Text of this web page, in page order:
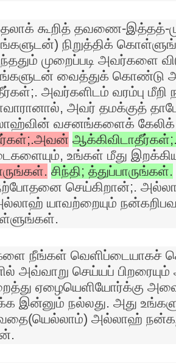
தலாக் கூறித் தவணை-இத்தத்-
நிறுத்திக்
முறைப்படி அவர்களை
வைத்துக் கொண்டு
அவர்களிடம் வரம்பு
அவர் தமக்குத்
வசனங்களைக் கேலிக்
உங்கள் மீது
சிந்தி; த்துப்பாருங்கள்.
செய்கிறான்;.
யாவற்றையும்
நீங்கள் வெளிப்டையாகச்
அவ்வாறு செய்யப்
ஏழையெளியோர்க்கு அவை
இன்னும் நல்லது. அது
அல்லாஹ்